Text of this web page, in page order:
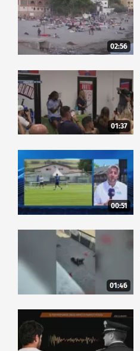
02:56
01:37
00:51
01:46